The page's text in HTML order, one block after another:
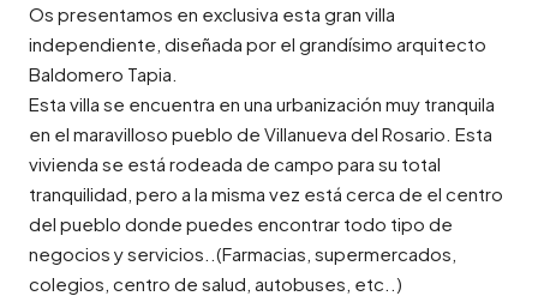
Os presentamos en exclusiva esta gran villa
independiente, diseñada por el grandísimo arquitecto
Baldomero Tapia.
Esta villa se encuentra en una urbanización muy tranquila
en el maravilloso pueblo de Villanueva del Rosario. Esta
vivienda se está rodeada de campo para su total
tranquilidad, pero a la misma vez está cerca de el centro
del pueblo donde puedes encontrar todo tipo de
negocios y servicios..(Farmacias, supermercados,
colegios, centro de salud, autobuses, etc..)